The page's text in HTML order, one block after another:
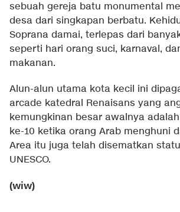
sebuah gereja batu monumental
desa dari singkapan berbatu.
Soprana damai, terlepas dari
seperti hari orang suci, karnaval,
makanan.
Alun-alun utama kota kecil ini
arcade katedral Renaisans yang
kemungkinan besar awalnya
ke-10 ketika orang Arab menghuni
Area itu juga telah disematkan
UNESCO.
(wiw)